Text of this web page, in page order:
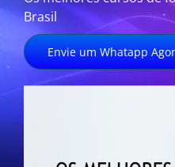
Brasil
Envie um Whatapp